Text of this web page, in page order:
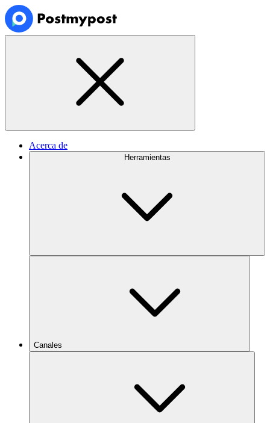
Acerca de
Herramientas
Canales